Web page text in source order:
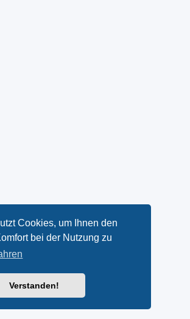
Cookies, um Ihnen den
bei der Nutzung zu
Verstanden!